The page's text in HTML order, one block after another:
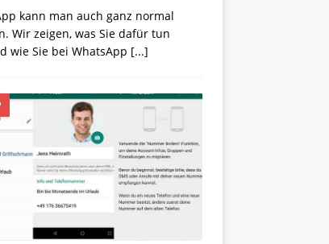
kann man auch ganz normal
Wir zeigen, was Sie dafür tun
wie Sie bei WhatsApp [...]